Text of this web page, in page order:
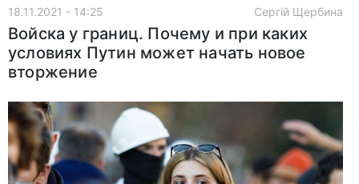
18.11.2021 - 14:25 Сергій Щербина
Войска у границ. Почему и при каких
условиях Путин может начать новое
вторжение